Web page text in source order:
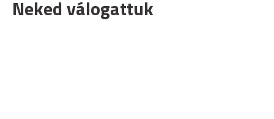
Neked válogattuk